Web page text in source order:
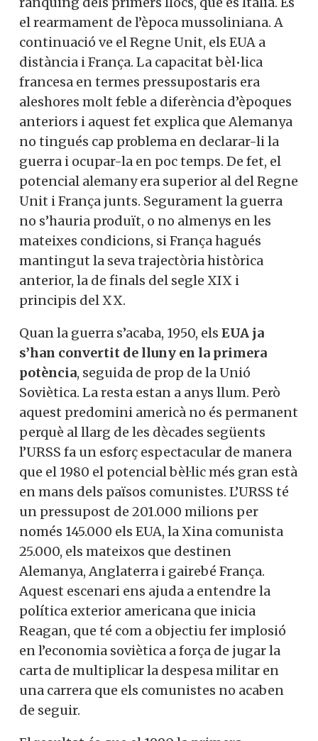
el rearmament de l’època mussoliniana. A
continuació ve el Regne Unit, els EUA a
distància i França. La capacitat bèl•lica
francesa en termes pressupostaris era
aleshores molt feble a diferència d’èpoques
anteriors i aquest fet explica que Alemanya
no tingués cap problema en declarar-li la
guerra i ocupar-la en poc temps. De fet, el
potencial alemany era superior al del Regne
Unit i França junts. Segurament la guerra
no s’hauria produït, o no almenys en les
mateixes condicions, si França hagués
mantingut la seva trajectòria històrica
anterior, la de finals del segle XIX i
principis del XX.
Quan la guerra s’acaba, 1950, els EUA ja
s’han convertit de lluny en la primera
potència, seguida de prop de la Unió
Soviètica. La resta estan a anys llum. Però
aquest predomini americà no és permanent
perquè al llarg de les dècades següents
l’URSS fa un esforç espectacular de manera
que el 1980 el potencial bèl·lic més gran està
en mans dels països comunistes. L’URSS té
un pressupost de 201.000 milions per
només 145.000 els EUA, la Xina comunista
25.000, els mateixos que destinen
Alemanya, Anglaterra i gairebé França.
Aquest escenari ens ajuda a entendre la
política exterior americana que inicia
Reagan, que té com a objectiu fer implosió
en l’economia soviètica a força de jugar la
carta de multiplicar la despesa militar en
una carrera que els comunistes no acaben
de seguir.